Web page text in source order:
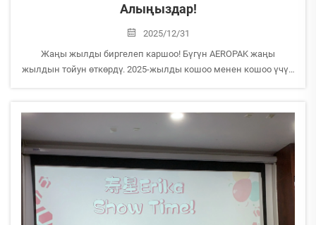
Алыңыздар!
2025/12/31
Жаңы жылды биргелеп каршоо! Бүгүн AEROPAK жаңы
жылдын тойун өткөрдү. 2025-жылды кошоо менен кошоо үчүн
жаркыраган болсун!